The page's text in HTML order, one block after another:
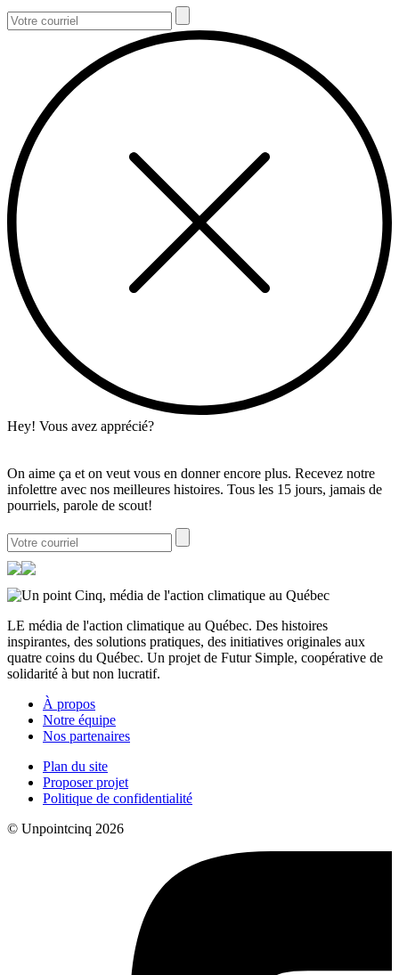
Hey! Vous avez apprécié?
On aime ça et on veut vous en donner encore plus. Recevez notre
infolettre avec nos meilleures histoires. Tous les 15 jours, jamais de
pourriels, parole de scout!
LE média de l'action climatique au Québec. Des histoires
inspirantes, des solutions pratiques, des initiatives originales aux
quatre coins du Québec. Un projet de Futur Simple, coopérative de
solidarité à but non lucratif.
À propos
Notre équipe
Nos partenaires
Plan du site
Proposer projet
Politique de confidentialité
© Unpointcinq 2026